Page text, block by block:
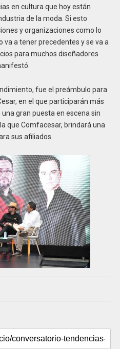
en cultura que hoy están
de la moda. Si esto
y organizaciones como lo
va a tener precedentes y se va a
para muchos diseñadores
fue el preámbulo para
en el que participarán más
gran puesta en escena sin
que Comfacesar, brindará una
sus afiliados.